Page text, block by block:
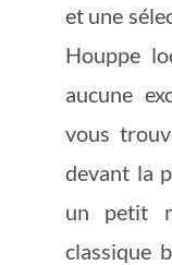
et une
Houppe
aucune
vous
devant la
un petit
classique